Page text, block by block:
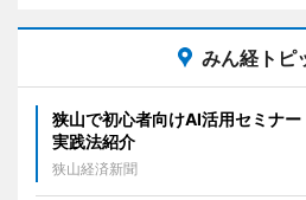
みん経トピ
狭山で初心者向けAI活用セミナ
実践法紹介
狭山経済新聞